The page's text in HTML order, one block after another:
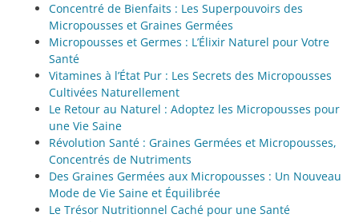
Concentré de Bienfaits : Les Superpouvoirs des
Micropousses et Graines Germées
Micropousses et Germes : L’Élixir Naturel pour Votre
Santé
Vitamines à l’État Pur : Les Secrets des Micropousses
Cultivées Naturellement
Le Retour au Naturel : Adoptez les Micropousses pour
une Vie Saine
Révolution Santé : Graines Germées et Micropousses,
Concentrés de Nutriments
Des Graines Germées aux Micropousses : Un Nouveau
Mode de Vie Saine et Équilibrée
Le Trésor Nutritionnel Caché pour une Santé